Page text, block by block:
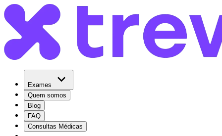
Exames
Quem somos
Blog
FAQ
Consultas Médicas